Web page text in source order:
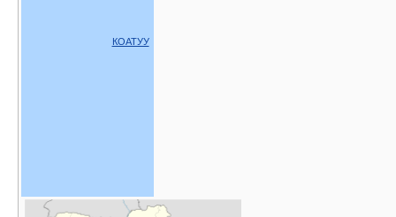
КОАТУУ